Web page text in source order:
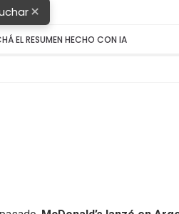
×
EL RESUMEN HECHO CON IA